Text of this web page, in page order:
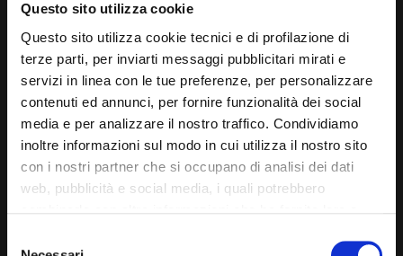
Questo sito utilizza cookie
Questo sito utilizza cookie tecnici e di profilazione di
terze parti, per inviarti messaggi pubblicitari mirati e
servizi in linea con le tue preferenze, per personalizzare
contenuti ed annunci, per fornire funzionalità dei social
media e per analizzare il nostro traffico. Condividiamo
inoltre informazioni sul modo in cui utilizza il nostro sito
con i nostri partner che si occupano di analisi dei dati
web, pubblicità e social media, i quali potrebbero
mera chiusura del banner non comporta l’accettazione
Via Giuditta Pasta 2, Como (CO) 22100
(+39) 031 431 3066
info@carspecialist.eu